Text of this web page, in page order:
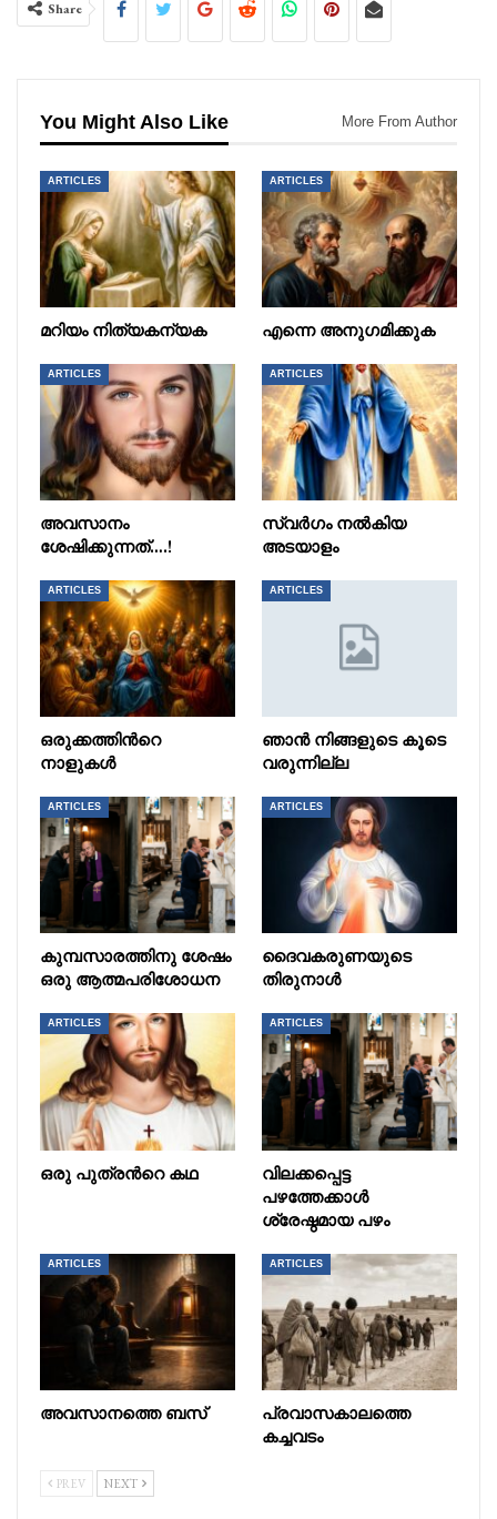
Share
You Might Also Like More From Author
ARTICLES
മറിയം നിത്യകന്യക
ARTICLES
എന്നെ അനുഗമിക്കുക
ARTICLES
അവസാനം
ശേഷിക്കുന്നത്….!
ARTICLES
സ്വർഗം നൽകിയ
അടയാളം
ARTICLES
ഒരുക്കത്തിൻറെ
നാളുകൾ
ARTICLES
ഞാൻ നിങ്ങളുടെ കൂടെ
വരുന്നില്ല
ARTICLES
കുമ്പസാരത്തിനു ശേഷം
ഒരു ആത്മപരിശോധന
ARTICLES
ദൈവകരുണയുടെ
തിരുനാൾ
ARTICLES
ഒരു പുത്രൻറെ കഥ
ARTICLES
വിലക്കപ്പെട്ട
പഴത്തേക്കാൾ
ശ്രേഷ്ഠമായ പഴം
ARTICLES
അവസാനത്തെ ബസ്
ARTICLES
പ്രവാസകാലത്തെ
കച്ചവടം
PREV NEXT